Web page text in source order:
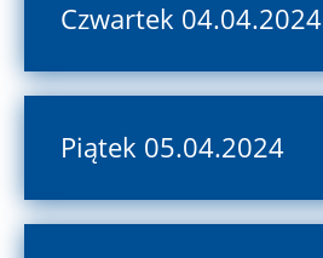
Czwartek 04.04.2024
Piątek 05.04.2024